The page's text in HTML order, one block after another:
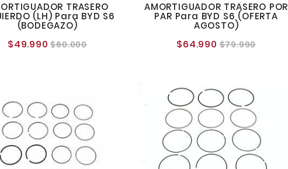
TRASERO
(LH) Para BYD S6
(BODEGAZO)
$49.990 Precio
$60.000Precio
AMORTIGUADOR TRASERO POR
PAR Para BYD S6 (OFERTA
AGOSTO)
$64.990 Precio
$79.990Precio